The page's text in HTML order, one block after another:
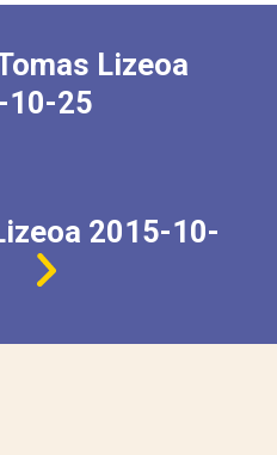
Lizeoa
10-25
2015-10-